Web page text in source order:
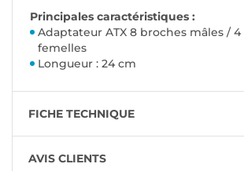
Principales caractéristiques :
Adaptateur ATX 8 broches mâles /
femelles
Longueur : 24 cm
FICHE TECHNIQUE
AVIS CLIENTS